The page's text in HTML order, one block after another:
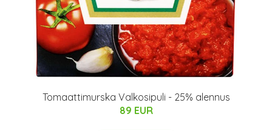
Tomaattimurska Valkosipuli - 25% alennus
89 EUR